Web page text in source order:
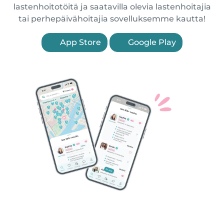
lastenhoitotöitä ja saatavilla olevia lastenhoitajia
tai perhepäivähoitajia sovelluksemme kautta!
App Store Google Play